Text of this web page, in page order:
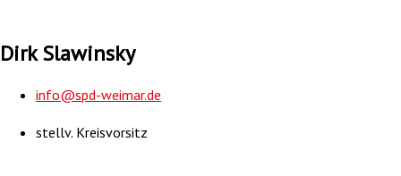
Dirk Slawinsky
info@spd-weimar.de
stellv. Kreisvorsitz